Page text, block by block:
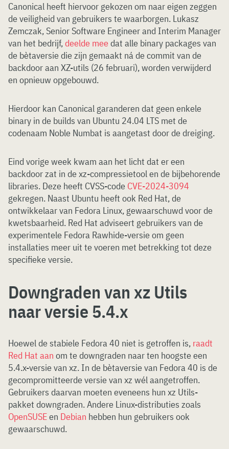
Canonical heeft hiervoor gekozen om naar eigen zeggen
de veiligheid van gebruikers te waarborgen. Lukasz
Zemczak, Senior Software Engineer and Interim Manager
van het bedrijf,deelde meedat alle binary packages van
de bètaversie die zijn gemaakt ná de commit van de
backdoor aan XZ-utils (26 februari), worden verwijderd
en opnieuw opgebouwd.
Hierdoor kan Canonical garanderen dat geen enkele
binary in de builds van Ubuntu 24.04 LTS met de
codenaam Noble Numbat is aangetast door de dreiging.
Eind vorige week kwam aan het licht dat er een
backdoor zat in de xz-compressietool en de bijbehorende
libraries. Deze heeft CVSS-code CVE-2024-3094
gekregen. Naast Ubuntu heeft ook Red Hat, de
ontwikkelaar van Fedora Linux, gewaarschuwd voor de
kwetsbaarheid. Red Hat adviseert gebruikers van de
experimentele Fedora Rawhide-versie om geen
installaties meer uit te voeren met betrekking tot deze
specifieke versie.
Downgraden van xz Utils
naar versie 5.4.x
Hoewel de stabiele Fedora 40 niet is getroffen is, raadt
Red Hat aan om te downgraden naar ten hoogste een
5.4.x-versie van xz. In de bètaversie van Fedora 40 is de
gecompromitteerde versie van xz wél aangetroffen.
Gebruikers daarvan moeten eveneens hun xz Utils-
pakket downgraden. Andere Linux-distributies zoals
OpenSUSEen Debian hebben hun gebruikers ook
gewaarschuwd.